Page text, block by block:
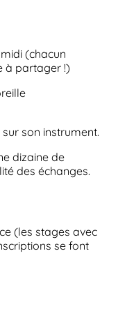
(chacun
à partager !)
son instrument.
dizaine de
des échanges.
(les stages avec
se font